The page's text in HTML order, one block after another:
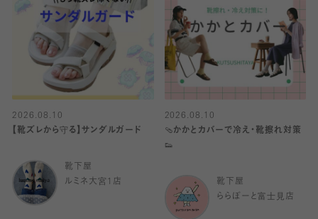
2026.08.10
【靴ズレから守る】サンダルガード
靴下屋
ルミネ大宮1店
2026.08.10
🩴かかとカバーで冷え・靴擦れ対策
👟
靴下屋
ららぽーと富士見店